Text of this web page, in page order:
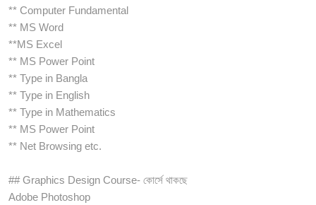
** Computer Fundamental
** MS Word
**MS Excel
** MS Power Point
** Type in Bangla
** Type in English
** Type in Mathematics
** MS Power Point
** Net Browsing etc.
## Graphics Design Course- কোর্সে থাকছে
Adobe Photoshop